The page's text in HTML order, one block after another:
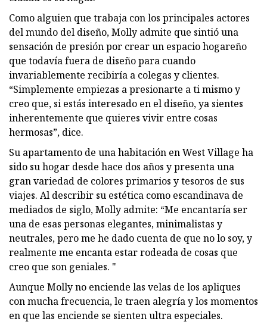
Como alguien que trabaja con los principales actores
del mundo del diseño, Molly admite que sintió una
sensación de presión por crear un espacio hogareño
que todavía fuera de diseño para cuando
invariablemente recibiría a colegas y clientes.
“Simplemente empiezas a presionarte a ti mismo y
creo que, si estás interesado en el diseño, ya sientes
inherentemente que quieres vivir entre cosas
hermosas”, dice.
Su apartamento de una habitación en West Village ha
sido su hogar desde hace dos años y presenta una
gran variedad de colores primarios y tesoros de sus
viajes. Al describir su estética como escandinava de
mediados de siglo, Molly admite: “Me encantaría ser
una de esas personas elegantes, minimalistas y
neutrales, pero me he dado cuenta de que no lo soy, y
realmente me encanta estar rodeada de cosas que
creo que son geniales. "
Aunque Molly no enciende las velas de los apliques
con mucha frecuencia, le traen alegría y los momentos
en que las enciende se sienten ultra especiales.